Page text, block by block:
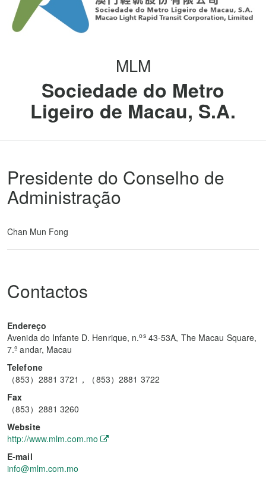
MLM
Sociedade do Metro
Ligeiro de Macau, S.A.
Presidente do Conselho de
Administração
Chan Mun Fong
Contactos
Endereço
Avenida do Infante D. Henrique, n.os43-53A, The Macau Square,
7.º andar, Macau
Telefone
（853）2881 3721，（853）2881 3722
Fax
（853）2881 3260
Website
http://www.mlm.com.mo
E-mail
info@mlm.com.mo